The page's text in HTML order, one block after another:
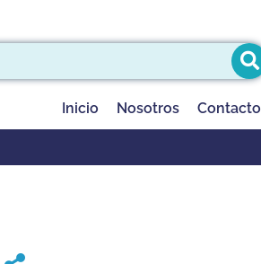
Inicio Nosotros Contacto